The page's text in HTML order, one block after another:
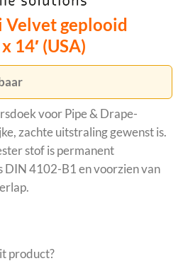
Velvet geplooid
14′ (USA)
voor Pipe & Drape-
zachte uitstraling gewenst is.
stof is permanent
4102-B1 en voorzien van
product?